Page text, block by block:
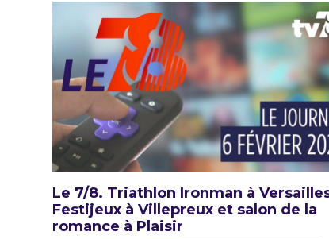
Le 7/8. Triathlon Ironman à
Festijeux à Villepreux et salon de la
romance à Plaisir